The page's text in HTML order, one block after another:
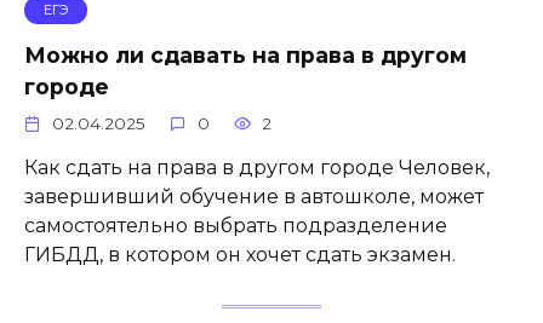
ЕГЭ
Можно ли сдавать на права в другом
городе
02.04.2025 0 2
Как сдать на права в другом городе Человек,
завершивший обучение в автошколе, может
самостоятельно выбрать подразделение
ГИБДД, в котором он хочет сдать экзамен.